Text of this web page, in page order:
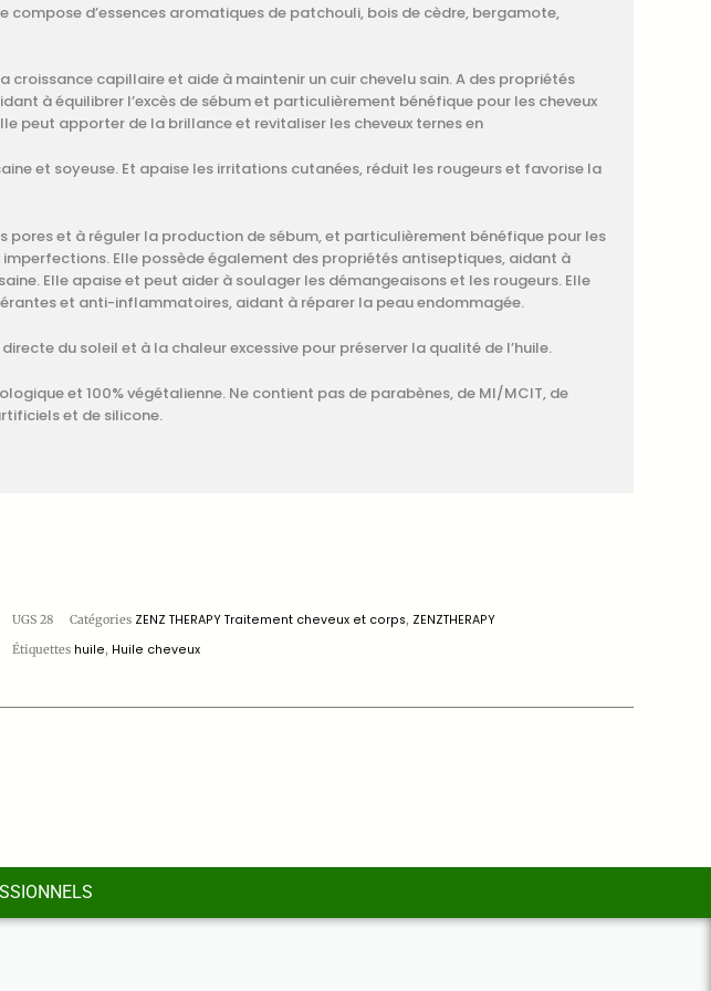
compose d’essences aromatiques de patchouli, bois de cèdre, bergamote,
croissance capillaire et aide à maintenir un cuir chevelu sain. A des propriétés
à équilibrer l’excès de sébum et particulièrement bénéfique pour les cheveux
peut apporter de la brillance et revitaliser les cheveux ternes en
et soyeuse. Et apaise les irritations cutanées, réduit les rougeurs et favorise la
pores et à réguler la production de sébum, et particulièrement bénéfique pour les
imperfections. Elle possède également des propriétés antiseptiques, aidant à
Elle apaise et peut aider à soulager les démangeaisons et les rougeurs. Elle
et anti-inflammatoires, aidant à réparer la peau endommagée.
du soleil et à la chaleur excessive pour préserver la qualité de l’huile.
et 100% végétalienne. Ne contient pas de parabènes, de MI/MCIT, de
et de silicone.
UGS28 Catégories ZENZ THERAPY Traitement cheveux et corps, ZENZTHERAPY
Étiquettes huile, Huile cheveux